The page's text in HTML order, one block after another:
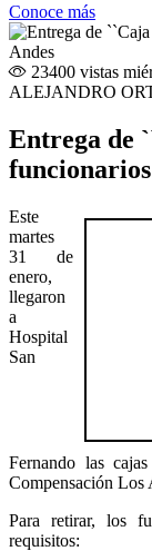
Conoce más
23400 vistas
ALEJANDRO
Entrega de
Este
martes
31 de
enero,
llegaron
a
Hospital
San
Fernando las
Compensación Los
Para retirar, los
requisitos: